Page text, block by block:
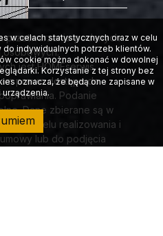
przetwarzanie podanych
osobowych.
jest HOMEserwis
prawo dostępu do
Podanie
Dane zbierane są w
w celu realizowania i
lub do podjęcia
w celach statystycznych oraz w celu
indywidualnych potrzeb klientów.
cookie można dokonać w dowolnej
Korzystanie z tej strony bez
oznacza, że będą one zapisane w
urządzenia.